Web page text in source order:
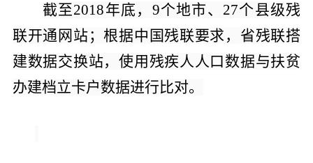
截至2018年底， 9个地市、 27个县级残
联开通网站；根据中国残联要求，省残联搭
建数据交换站，使用残疾人人口数据与扶贫
办建档立卡户数据进行比对。